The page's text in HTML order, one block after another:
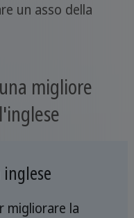
un asso della
migliore
migliorare la